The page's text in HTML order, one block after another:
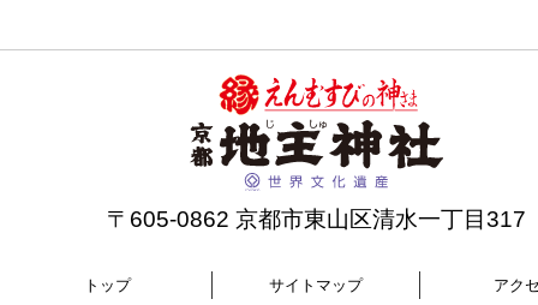
〒605-0862 京都市東山区清水一丁目317
トップ サイトマップ アク